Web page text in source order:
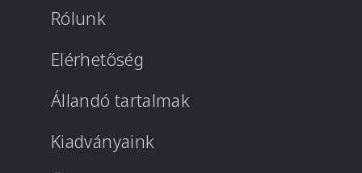
Rólunk
Elérhetőség
Állandó tartalmak
Kiadványaink